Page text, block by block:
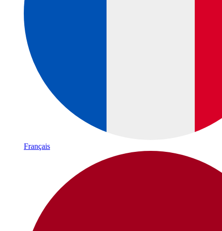
Français